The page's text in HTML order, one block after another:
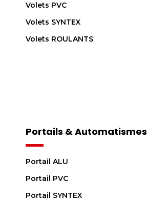
Volets PVC
Volets SYNTEX
Volets ROULANTS
Portails & Automatismes
Portail ALU
Portail PVC
Portail SYNTEX